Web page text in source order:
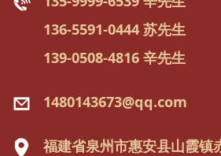
136-5591-0444 苏先生
139-0508-4816 辛先生
1480143673@qq.com
福建省泉州市惠安县山霞镇